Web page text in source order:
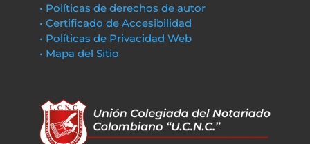
• Políticas de derechos de autor
• Certificado de Accesibilidad
• Políticas de Privacidad Web
• Mapa del Sitio